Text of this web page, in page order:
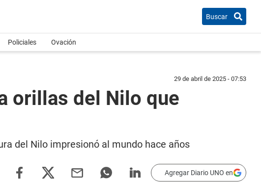
Buscar
Policiales Ovación
29 de abril de 2025 - 07:53
orillas del Nilo que
del Nilo impresionó al mundo hace años
Agregar Diario UNO en